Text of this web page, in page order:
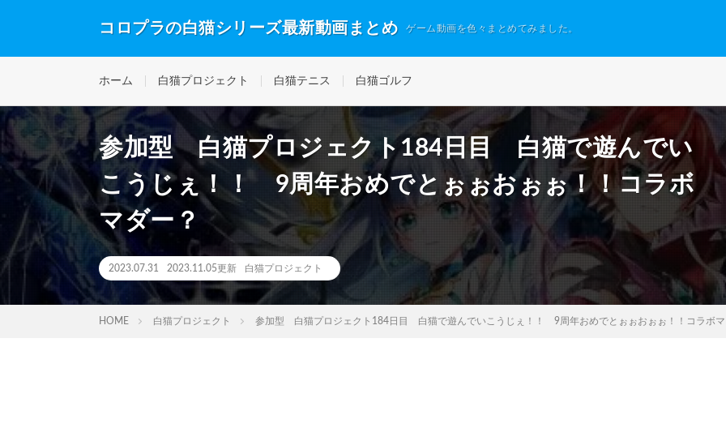
コロプラの白猫シリーズ最新動画まとめ ゲーム動画を色々まとめてみました。
ホーム 白猫プロジェクト 白猫テニス 白猫ゴルフ
参加型 白猫プロジェクト184日目 白猫で遊んでい
こうじぇ！！ 9周年おめでとぉぉおぉぉ！！コラボ
マダー？
2023.07.31 2023.11.05更新 白猫プロジェクト
HOME 白猫プロジェクト 参加型 白猫プロジェクト184日目 白猫で遊んでいこうじぇ！！ 9周年おめでとぉぉおぉぉ！！コラボマ